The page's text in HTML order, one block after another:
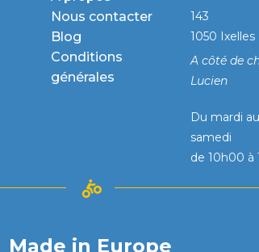
Nous contacter
Blog
Conditions
générales
143
1050 Ixelles
A côté de
Lucien
Du mardi au
samedi
de 10h00 à
Made in Europe